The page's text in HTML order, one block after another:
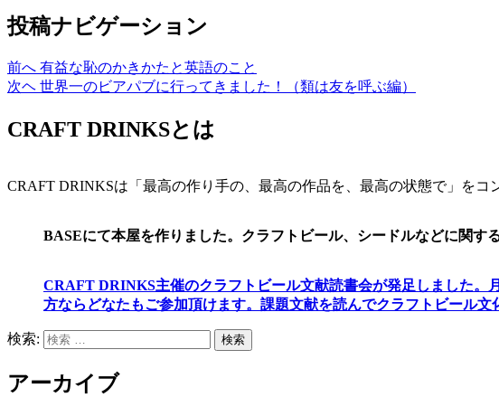
有
投稿ナビゲーション
前へ 有益な恥のかきかたと英語のこと
次ヘ 世界一のビアパブに行ってきました！（類は友を呼ぶ編）
CRAFT DRINKSとは
CRAFT DRINKSは「最高の作り手の、最高の作品を、最高の状態で」を
BASEにて本屋を作りました。クラフトビール、シードルなどに関す
CRAFT DRINKS主催のクラフトビール文献読書会が発足しました。
方ならどなたもご参加頂けます。 課題文献を読んでクラフトビール文
検索: 検索
アーカイブ